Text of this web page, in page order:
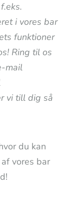
i vores bar
funktioner
Ring til os
mail
vi till dig så
du kan
vores bar